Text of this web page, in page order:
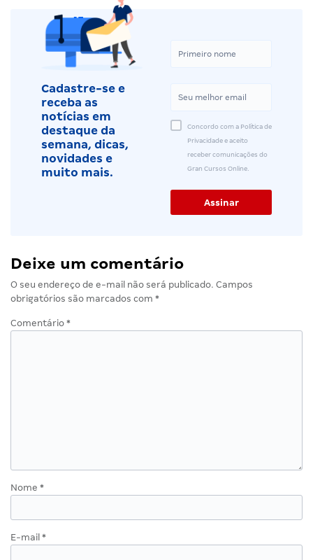
Cadastre-se e
receba as
notícias em
destaque da
semana, dicas,
novidades e
muito mais.
Concordo com a Política de
Privacidade e aceito
receber comunicações do
Gran Cursos Online.
Deixe um comentário
O seu endereço de e-mail não será publicado. Campos
obrigatórios são marcados com *
Comentário *
Nome *
E-mail *